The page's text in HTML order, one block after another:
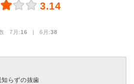
3.14
7月:16 | 6月:38
知らずの抜歯